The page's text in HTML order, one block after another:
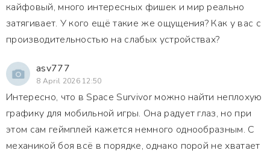
кайфовый, много интересных фишек и мир реально
затягивает. У кого ещё такие же ощущения? Как у вас с
производительностью на слабых устройствах?
asv777
8 April 2026 12:50
Интересно, что в Space Survivor можно найти неплохую
графику для мобильной игры. Она радует глаз, но при
этом сам геймплей кажется немного однообразным. С
механикой боя всё в порядке, однако порой не хватает